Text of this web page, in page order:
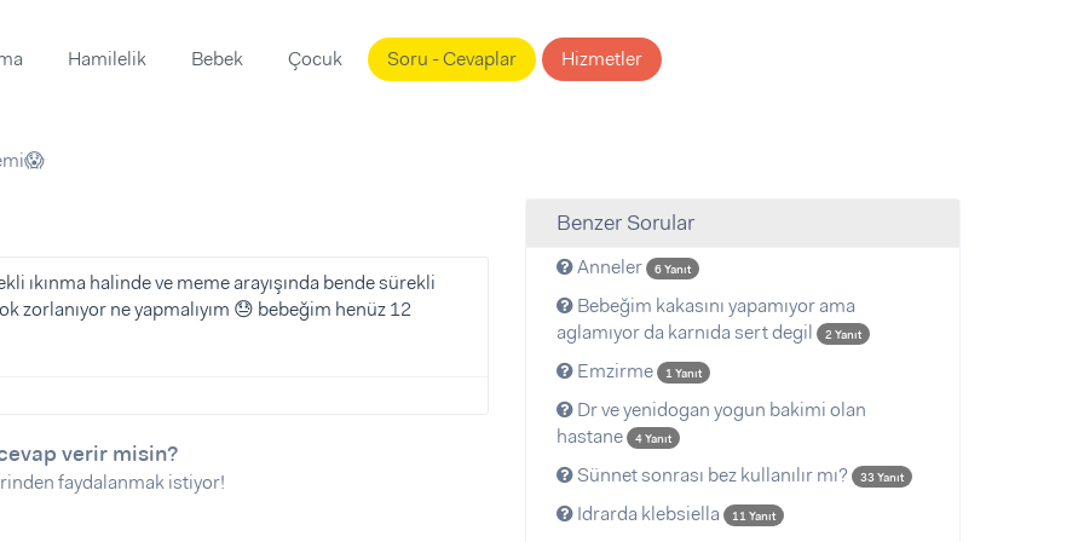
Hamilelik Bebek Çocuk Soru - Cevaplar Hizmetler
ıkınma halinde ve meme arayışında bende sürekli
zorlanıyor ne yapmalıyım 😓 bebeğim henüz 12
verir misin?
faydalanmak istiyor!
Benzer Sorular
Anneler 6 Yanıt
Bebeğim kakasını yapamıyor ama
aglamıyor da karnıda sert degil
2 Yanıt
Emzirme 1 Yanıt
Dr ve yenidogan yogun bakimi olan
hastane
4 Yanıt
Sünnet sonrası bez kullanılır mı? 33 Yanıt
Idrarda klebsiella 11 Yanıt